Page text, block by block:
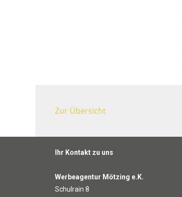
Zur Übersicht
Ihr Kontakt zu uns
Werbeagentur Mötzing e.K.
Schulrain 8